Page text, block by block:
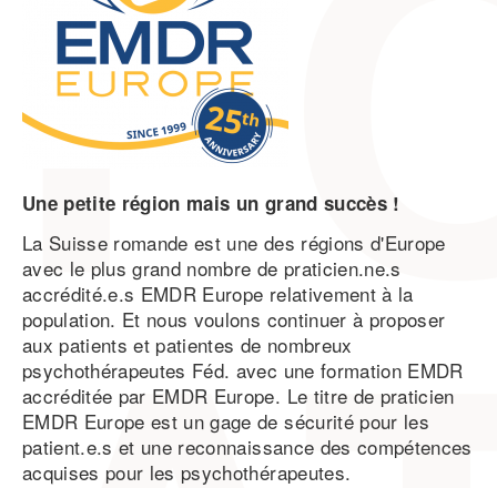
Une petite région mais un grand succès !
La Suisse romande est une des régions d'Europe
avec le plus grand nombre de praticien.ne.s
accrédité.e.s EMDR Europe relativement à la
population. Et nous voulons continuer à proposer
aux patients et patientes de nombreux
psychothérapeutes Féd. avec une formation EMDR
accréditée par EMDR Europe. Le titre de praticien
EMDR Europe est un gage de sécurité pour les
patient.e.s et une reconnaissance des compétences
acquises pour les psychothérapeutes.